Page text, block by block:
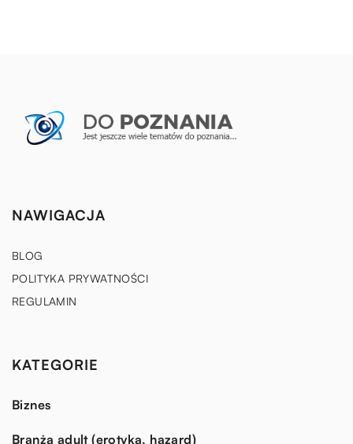
NAWIGACJA
BLOG
POLITYKA PRYWATNOŚCI
REGULAMIN
KATEGORIE
Biznes
Branża adult (erotyka, hazard)